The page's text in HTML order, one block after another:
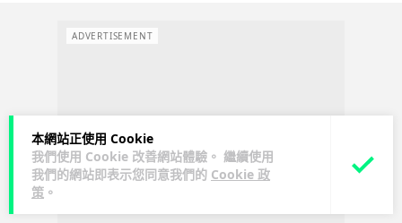
本網站正使用 Cookie
我們使用 Cookie 改善網站體驗。 繼續使用
我們的網站即表示您同意我們的 Cookie 政
策 。
ADVERTISEMENT